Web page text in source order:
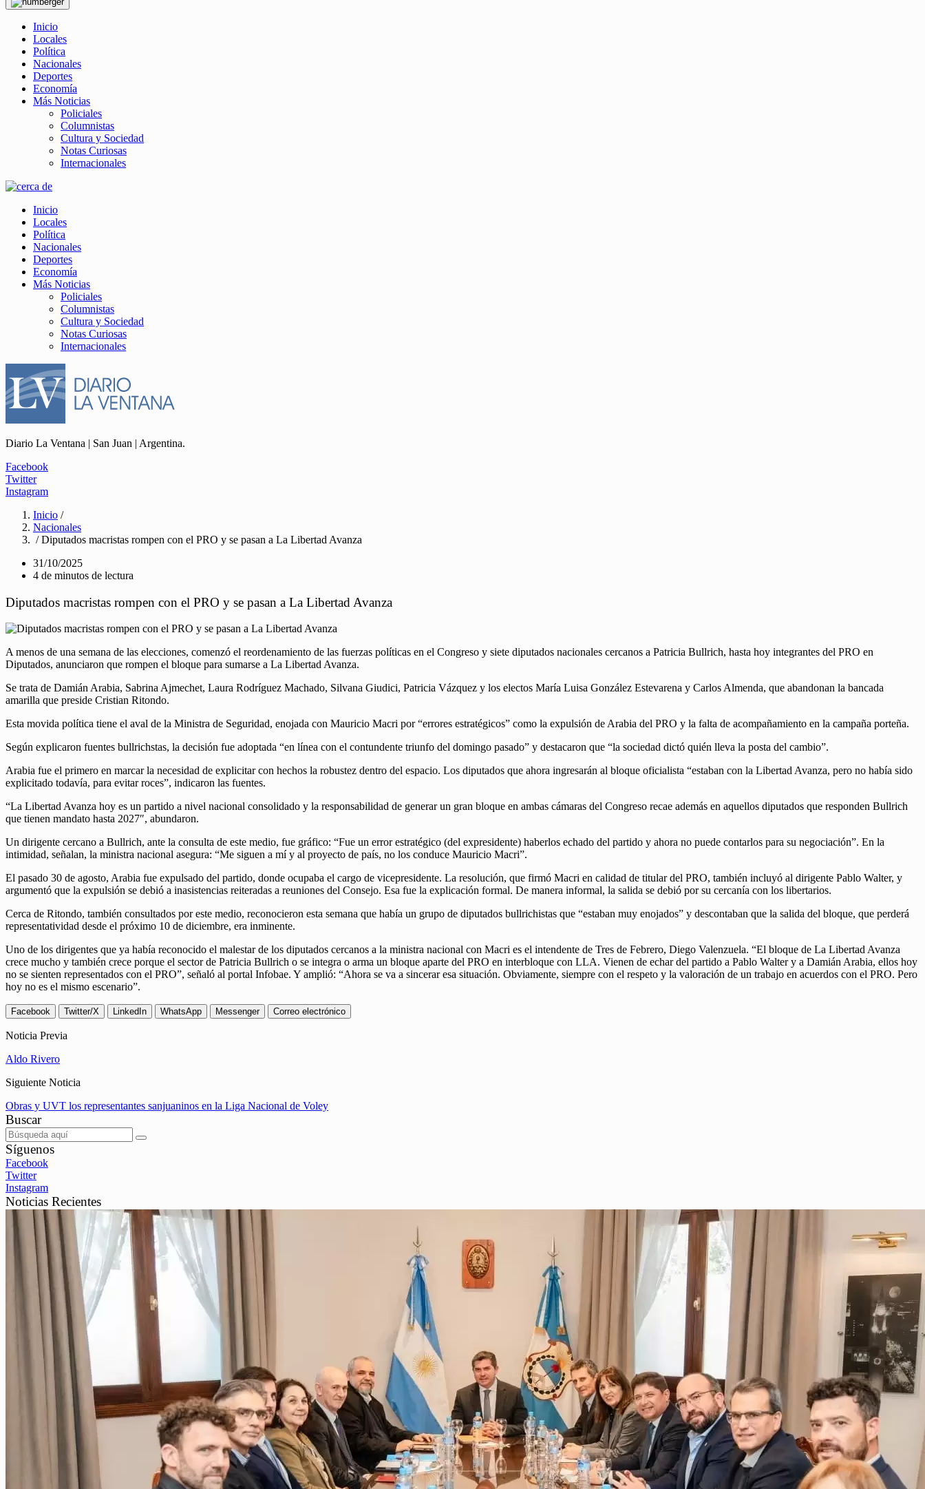
Inicio
Locales
Política
Nacionales
Deportes
Economía
Más Noticias
Policiales
Columnistas
Cultura y Sociedad
Notas Curiosas
Internacionales
Inicio
Locales
Política
Nacionales
Deportes
Economía
Más Noticias
Policiales
Columnistas
Cultura y Sociedad
Notas Curiosas
Internacionales
Diario La Ventana | San Juan | Argentina.
Facebook
Twitter
Instagram
Inicio /
Nacionales
/ Diputados macristas rompen con el PRO y se pasan a La Libertad Avanza
31/10/2025
4 de minutos de lectura
Diputados macristas rompen con el PRO y se pasan a La Libertad Avanza
A menos de una semana de las elecciones, comenzó el reordenamiento de las fuerzas políticas en el Congreso y siete diputados nacionales cercanos a Patricia Bullrich, hasta hoy integrantes del PRO en
Diputados, anunciaron que rompen el bloque para sumarse a La Libertad Avanza.
Se trata de Damián Arabia, Sabrina Ajmechet, Laura Rodríguez Machado, Silvana Giudici, Patricia Vázquez y los electos María Luisa González Estevarena y Carlos Almenda, que abandonan la bancada
amarilla que preside Cristian Ritondo.
Esta movida política tiene el aval de la Ministra de Seguridad, enojada con Mauricio Macri por “errores estratégicos” como la expulsión de Arabia del PRO y la falta de acompañamiento en la campaña porteña.
Según explicaron fuentes bullrichstas, la decisión fue adoptada “en línea con el contundente triunfo del domingo pasado” y destacaron que “la sociedad dictó quién lleva la posta del cambio”.
Arabia fue el primero en marcar la necesidad de explicitar con hechos la robustez dentro del espacio. Los diputados que ahora ingresarán al bloque oficialista “estaban con la Libertad Avanza, pero no había sido
explicitado todavía, para evitar roces”, indicaron las fuentes.
“La Libertad Avanza hoy es un partido a nivel nacional consolidado y la responsabilidad de generar un gran bloque en ambas cámaras del Congreso recae además en aquellos diputados que responden Bullrich
que tienen mandato hasta 2027″, abundaron.
Un dirigente cercano a Bullrich, ante la consulta de este medio, fue gráfico: “Fue un error estratégico (del expresidente) haberlos echado del partido y ahora no puede contarlos para su negociación”. En la
intimidad, señalan, la ministra nacional asegura: “Me siguen a mí y al proyecto de país, no los conduce Mauricio Macri”.
El pasado 30 de agosto, Arabia fue expulsado del partido, donde ocupaba el cargo de vicepresidente. La resolución, que firmó Macri en calidad de titular del PRO, también incluyó al dirigente Pablo Walter, y
argumentó que la expulsión se debió a inasistencias reiteradas a reuniones del Consejo. Esa fue la explicación formal. De manera informal, la salida se debió por su cercanía con los libertarios.
Cerca de Ritondo, también consultados por este medio, reconocieron esta semana que había un grupo de diputados bullrichistas que “estaban muy enojados” y descontaban que la salida del bloque, que perderá
representatividad desde el próximo 10 de diciembre, era inminente.
Uno de los dirigentes que ya había reconocido el malestar de los diputados cercanos a la ministra nacional con Macri es el intendente de Tres de Febrero, Diego Valenzuela. “El bloque de La Libertad Avanza
crece mucho y también crece porque el sector de Patricia Bullrich o se integra o arma un bloque aparte del PRO en interbloque con LLA. Vienen de echar del partido a Pablo Walter y a Damián Arabia, ellos hoy
no se sienten representados con el PRO”, señaló al portal Infobae. Y amplió: “Ahora se va a sincerar esa situación. Obviamente, siempre con el respeto y la valoración de un trabajo en acuerdos con el PRO. Pero
hoy no es el mismo escenario”.
Facebook Twitter/X LinkedIn WhatsApp Messenger Correo electrónico
Noticia Previa
Aldo Rivero
Siguiente Noticia
Obras y UVT los representantes sanjuaninos en la Liga Nacional de Voley
Buscar
Síguenos
Facebook
Twitter
Instagram
Noticias Recientes